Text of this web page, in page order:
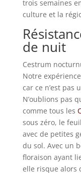
trois semaines
culture et la
de nuit
Cestrum
Notre
car ce n’est pas
N’oublions pas
comme tous les
sous zéro, le
avec de petites
du sol. Avec un
floraison ayant
elle risque alors